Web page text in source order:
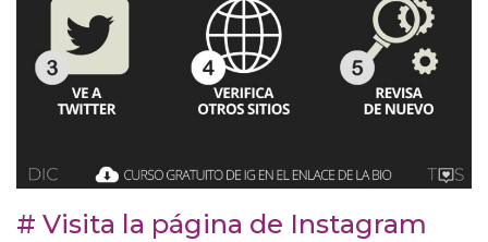
# Visita la página de Instagram